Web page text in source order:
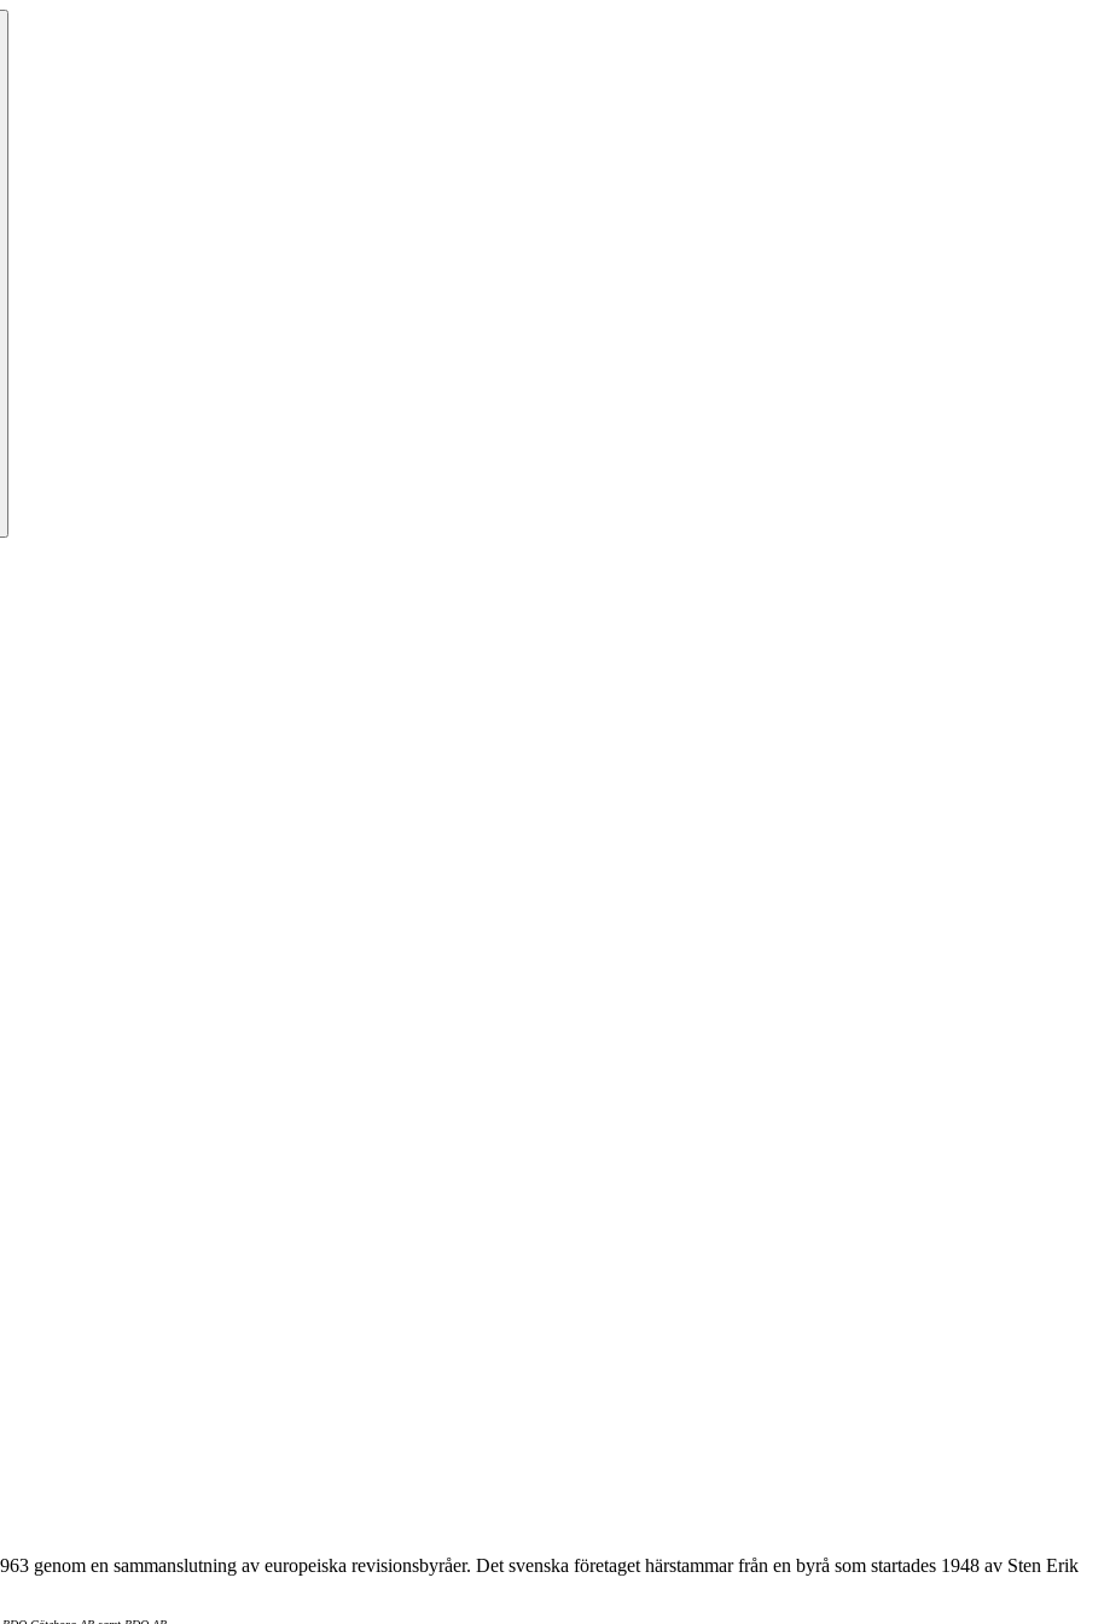
genom en sammanslutning av europeiska revisionsbyråer. Det svenska företaget härstammar från en byrå som startades 1948 av Sten Erik